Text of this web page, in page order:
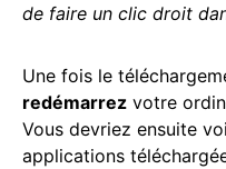
de faire un clic droit
Une fois le
redémarrez votre
Vous devriez ensuite
applications